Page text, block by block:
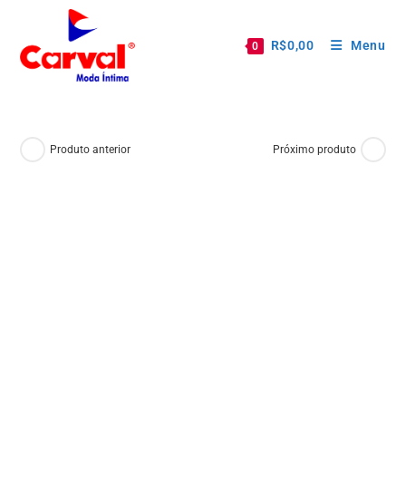
0 R$0,00 Menu
Produto anterior Próximo produto